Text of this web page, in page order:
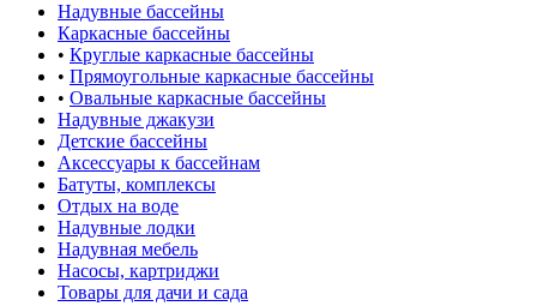
Надувные бассейны
Каркасные бассейны
• Круглые каркасные бассейны
• Прямоугольные каркасные бассейны
• Овальные каркасные бассейны
Надувные джакузи
Детские бассейны
Аксессуары к бассейнам
Батуты, комплексы
Отдых на воде
Надувные лодки
Надувная мебель
Насосы, картриджи
Товары для дачи и сада